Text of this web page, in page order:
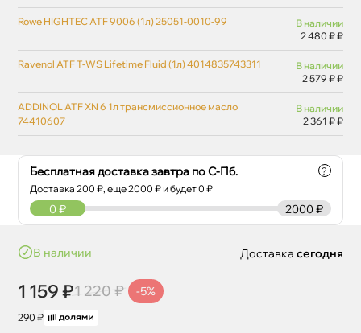
Бесплатная доставка завтра по С-Пб.
Доставка200 ₽, еще2000 ₽ и будет 0 ₽
?
2000 ₽
0 ₽
наличии
1 159 ₽1 220 ₽ -5%
290 ₽
Доставка сегодня
Rowe HIGHTEC ATF 9006 (1л) 25051-0010-99
наличии
2 480 ₽ ₽
Ravenol ATF T-WS Lifetime Fluid (1л) 4014835743311
наличии
2 579 ₽ ₽
ADDINOL ATF XN 6 1л трансмиссионное масло
74410607
наличии
2 361 ₽ ₽